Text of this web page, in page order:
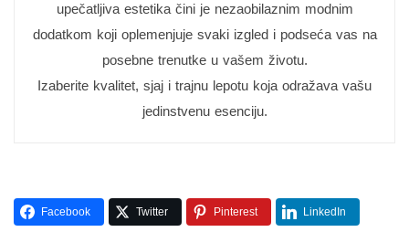
upečatljiva estetika čini je nezaobilaznim modnim
dodatkom koji oplemenjuje svaki izgled i podseća vas na
posebne trenutke u vašem životu.
Izaberite kvalitet, sjaj i trajnu lepotu koja odražava vašu
jedinstvenu esenciju.
Facebook Twitter Pinterest LinkedIn